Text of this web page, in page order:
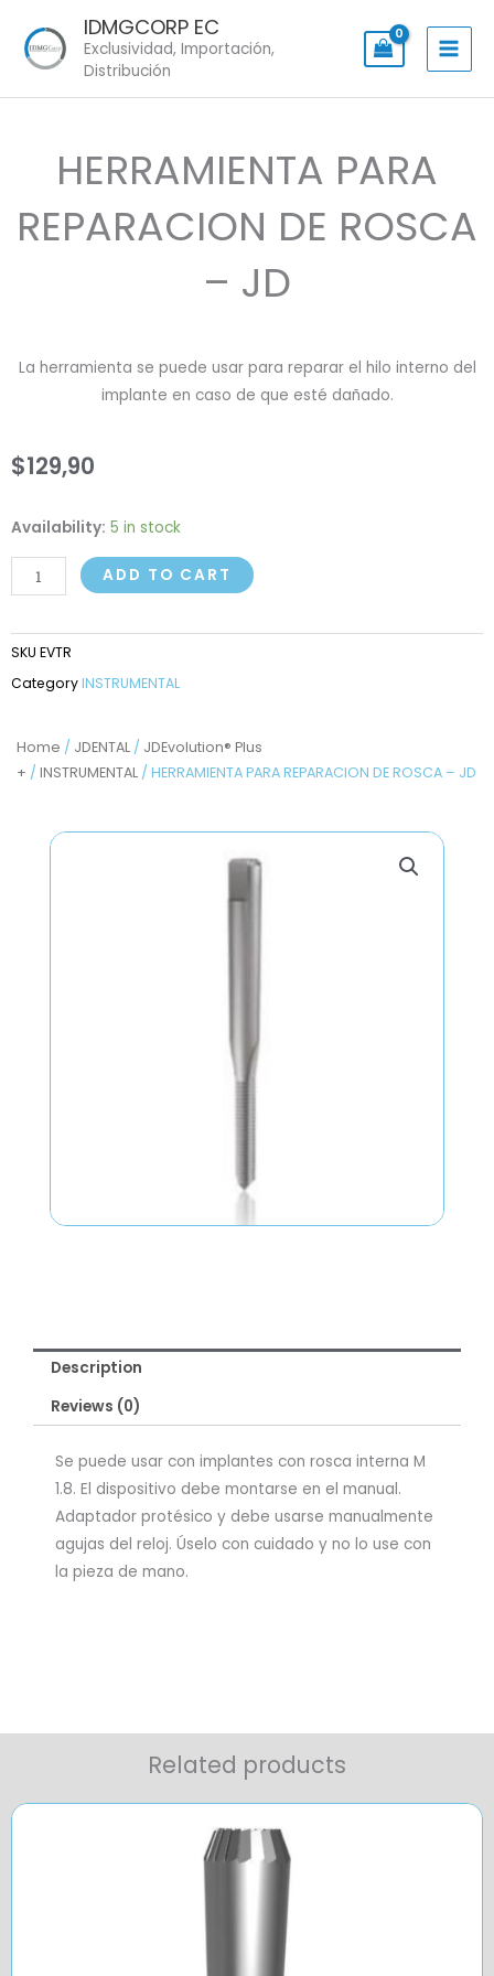
content
IDMGCORP EC
Exclusividad, Importación,
Distribución
Home / JDENTAL / JDEvolution® Plus
+ / INSTRUMENTAL / HERRAMIENTA PARA REPARACION DE ROSCA – JD
HERRAMIENTA PARA
REPARACION DE ROSCA
– JD
La herramienta se puede usar para reparar el hilo interno del
implante en caso de que esté dañado.
$129,90
Availability: 5 in stock
HERRAMIENTA
PARA
REPARACION
ROSCA
JD
ADD TO CART
SKU EVTR
Category INSTRUMENTAL
Description
Reviews (0)
Se puede usar con implantes con rosca interna M
1.8. El dispositivo debe montarse en el manual.
Adaptador protésico y debe usarse manualmente
agujas del reloj. Úselo con cuidado y no lo use con
la pieza de mano.
Related products